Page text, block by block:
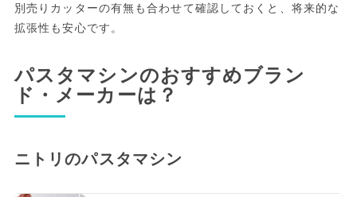
別売りカッターの有無も合わせて確認しておくと、将来的な
拡張性も安心です。
パスタマシンのおすすめブラン
ド・メーカーは？
ニトリのパスタマシン